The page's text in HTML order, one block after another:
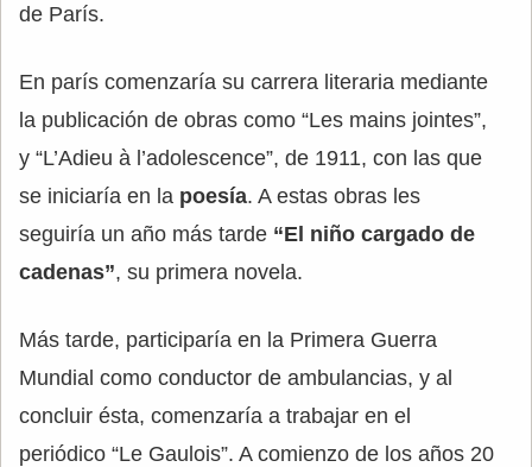
de París.
En parís comenzaría su carrera literaria mediante
la publicación de obras como “Les mains jointes”,
y “L’Adieu à l’adolescence”, de 1911, con las que
se iniciaría en la poesía. A estas obras les
seguiría un año más tarde “El niño cargado de
cadenas”, su primera novela.
Más tarde, participaría en la Primera Guerra
Mundial como conductor de ambulancias, y al
concluir ésta, comenzaría a trabajar en el
periódico “Le Gaulois”. A comienzo de los años 20